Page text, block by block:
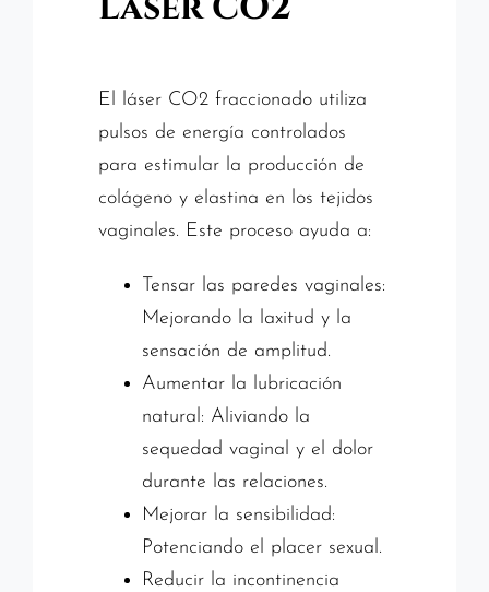
El láser CO2 fraccionado utiliza
pulsos de energía controlados
para estimular la producción de
colágeno y elastina en los tejidos
vaginales. Este proceso ayuda a:
Tensar las paredes vaginales:
Mejorando la laxitud y la
sensación de amplitud.
Aumentar la lubricación
natural: Aliviando la
sequedad vaginal y el dolor
durante las relaciones.
Mejorar la sensibilidad:
Potenciando el placer sexual.
Reducir la incontinencia